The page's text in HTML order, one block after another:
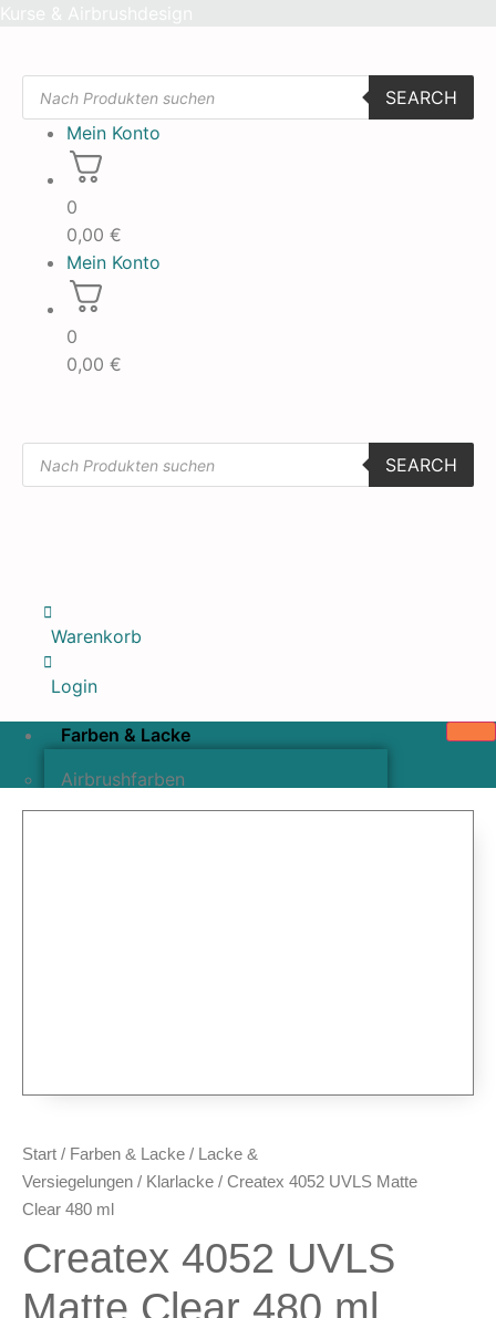
Products
search
SEARCH
Mein Konto
0
0,00 €
Mein Konto
0
0,00 €
Products
search
SEARCH
Warenkorb
Login
Farben & Lacke
Airbrushfarben
Pinselfarben & Farbsätze
Kompressoren
Schläuche & Kupplungen
Anschlüsse & Verschraubungen
Werkzeuge & Malzubehör
Start / Farben & Lacke / Lacke &
Versiegelungen / Klarlacke / Createx 4052 UVLS Matte
Clear 480 ml
Createx 4052 UVLS
Matte Clear 480 ml